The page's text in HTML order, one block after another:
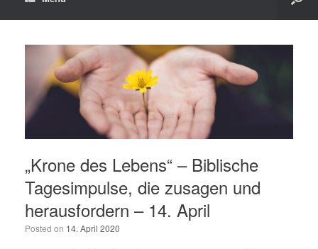
„Krone des Lebens“ – Biblische
Tagesimpulse, die zusagen und
herausfordern – 14. April
Posted on 14. April 2020